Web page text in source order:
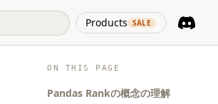
Products SALE
(opens in
ON THIS PAGE
Pandas Rankの概念の理解